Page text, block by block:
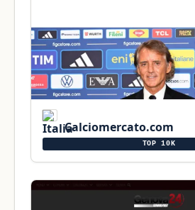
Calciomercato.com
TOP 10K